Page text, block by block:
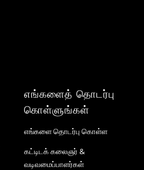
எங்களைத் தொடர்பு
கொள்ளுங்கள்
எங்களை தொடர்பு கொள்ள
கட்டிடக் கலைஞர் &
வடிவமைப்பாளர்கள்